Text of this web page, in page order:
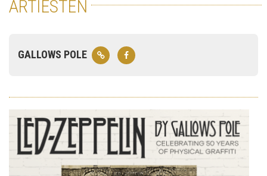
ARTIESTEN
GALLOWS POLE